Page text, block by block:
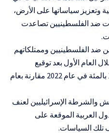
وتعزيز سياساتها على الأرض،
ضد الفلسطينيين تصاعدت
ضد الفلسطينيين وممتلكاتهم
15 بالمئة خلال العام الأول بعد توقيع
الاتفاقيات، ثم ارتفعت بنسبة 123 بالمئة في عام 2022 مقارنة بعام
والشرطة الإسرائيليين لعنف
العربية الموقعة على
تلك السياسات.